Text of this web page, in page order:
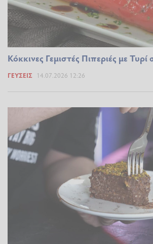
Κόκκινες Γεμιστές Πιπεριές με
ΓΕΎΣΕΙΣ 14.07.2026 12:26